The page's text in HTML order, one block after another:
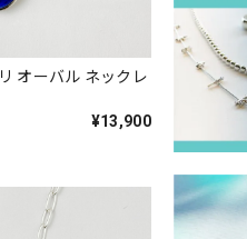
オーバル ネックレ
¥13,900